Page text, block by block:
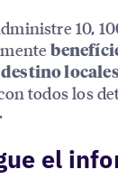
10,
locales
todos los
el